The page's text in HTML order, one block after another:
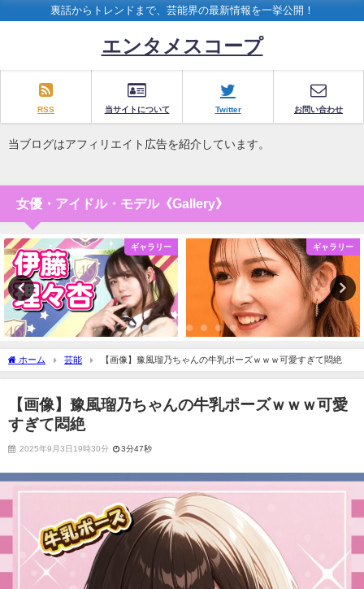
裏話からトレンドまで、芸能界の最新情報を一挙公開！
エンタメスコープ
RSS 当サイトについて Twitter お問い合わせ
当ブログはアフィリエイト広告を紹介しています。
女優・アイドル・モデル《Gallery》
ギャラリー ギャラリー
ホーム 芸能 【画像】豫風瑠乃ちゃんの牛乳ポーズｗｗｗ可愛すぎて悶絶
【画像】豫風瑠乃ちゃんの牛乳ポーズｗｗｗ可愛
すぎて悶絶
2025年9月3日19時30分 3分47秒